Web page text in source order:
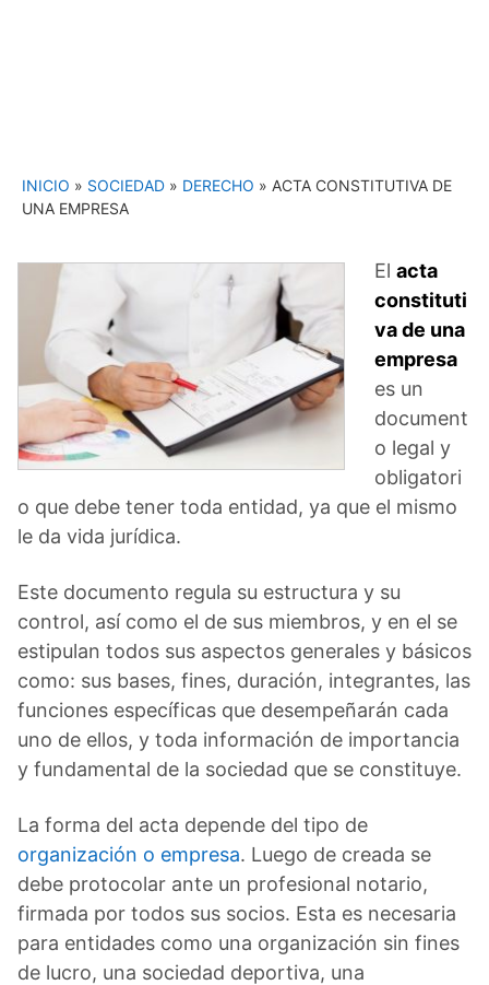
INICIO » SOCIEDAD » DERECHO » ACTA CONSTITUTIVA DE
UNA EMPRESA
El acta
constituti
va de una
empresa
es un
document
o legal y
obligatori
o que debe tener toda entidad, ya que el mismo
le da vida jurídica.
Este documento regula su estructura y su
control, así como el de sus miembros, y en el se
estipulan todos sus aspectos generales y básicos
como: sus bases, fines, duración, integrantes, las
funciones específicas que desempeñarán cada
uno de ellos, y toda información de importancia
y fundamental de la sociedad que se constituye.
La forma del acta depende del tipo de
organización o empresa. Luego de creada se
debe protocolar ante un profesional notario,
firmada por todos sus socios. Esta es necesaria
para entidades como una organización sin fines
de lucro, una sociedad deportiva, una